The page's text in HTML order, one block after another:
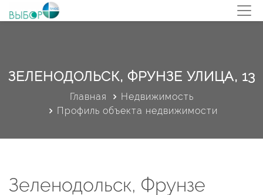
ЗЕЛЕНОДОЛЬСК, ФРУНЗЕ УЛИЦА, 13
Главная
Недвижимость
Профиль объекта недвижимости
Зеленодольск, Фрунзе